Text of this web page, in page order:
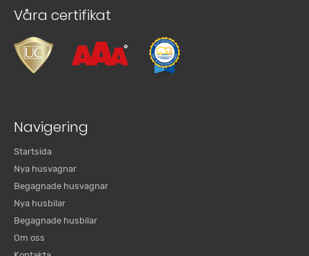
Våra certifikat
Navigering
Startsida
Nya husvagnar
Begagnade husvagnar
Nya husbilar
Begagnade husbilar
Om oss